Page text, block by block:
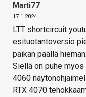
Marti77
17.1.2024
LTT shortcircuit
esituotantoversio
paikan päällä hieman.
Siellä on puhe
4060
RTX 4070